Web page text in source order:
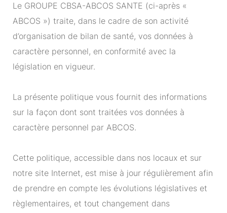
Le GROUPE CBSA-ABCOS SANTE (ci-après «
ABCOS ») traite, dans le cadre de son activité
d’organisation de bilan de santé, vos données à
caractère personnel, en conformité avec la
législation en vigueur.
La présente politique vous fournit des informations
sur la façon dont sont traitées vos données à
caractère personnel par ABCOS.
Cette politique, accessible dans nos locaux et sur
notre site Internet, est mise à jour régulièrement afin
de prendre en compte les évolutions législatives et
règlementaires, et tout changement dans